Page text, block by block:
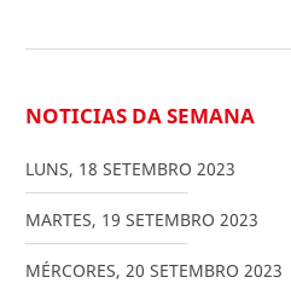
NOTICIAS DA SEMANA
LUNS, 18 SETEMBRO 2023
MARTES, 19 SETEMBRO 2023
MÉRCORES, 20 SETEMBRO 2023